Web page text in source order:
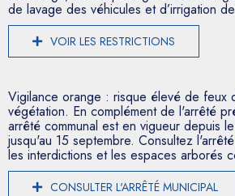
de lavage des véhicules et d’irrigation
VOIR LES RESTRICTIONS
Vigilance orange : risque élevé de feux
végétation. En complément de l'arrêté
arrêté communal est en vigueur depuis
jusqu'au 15 septembre. Consultez
les interdictions et les espaces arborés
CONSULTER L'ARRÊTÉ MUNICIPAL